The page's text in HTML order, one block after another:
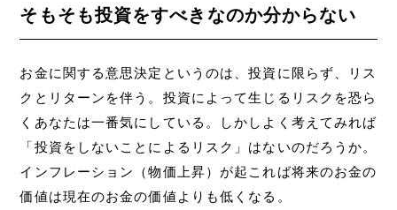
そもそも投資をすべきなのか分からない
お金に関する意思決定というのは、投資に限らず、リス
クとリターンを伴う。投資によって生じるリスクを恐ら
くあなたは一番気にしている。しかしよく考えてみれば
「投資をしないことによるリスク」はないのだろうか。
インフレーション（物価上昇）が起これば将来のお金の
価値は現在のお金の価値よりも低くなる。